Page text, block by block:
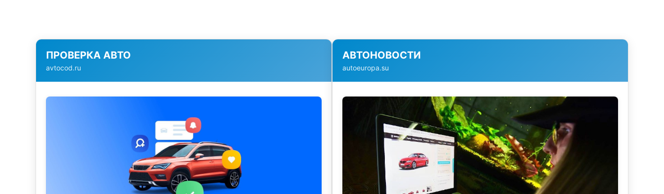
ПРОВЕРКА АВТО
avtocod.ru
АВТОНОВОСТИ
autoeuropa.su